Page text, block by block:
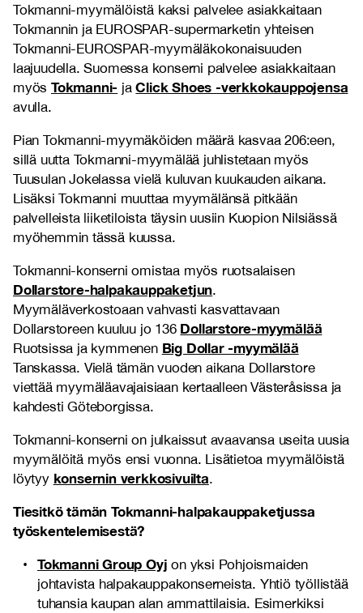
Tokmanni-myymälöistä kaksi palvelee asiakkaitaan
Tokmannin ja EUROSPAR-supermarketin yhteisen
Tokmanni-EUROSPAR-myymäläkokonaisuuden
laajuudella. Suomessa konserni palvelee asiakkaitaan
myös Tokmanni- jaClick Shoes -verkkokauppojensa
avulla.
Pian Tokmanni-myymäköiden määrä kasvaa 206:een,
sillä uutta Tokmanni-myymälää juhlistetaan myös
Tuusulan Jokelassa vielä kuluvan kuukauden aikana.
Lisäksi Tokmanni muuttaa myymälänsä pitkään
palvelleista liiketiloista täysin uusiin Kuopion Nilsiässä
myöhemmin tässä kuussa.
Tokmanni-konserni omistaa myös ruotsalaisen
Dollarstore-halpakauppaketjun.
Myymäläverkostoaan vahvasti kasvattavaan
Dollarstoreen kuuluu jo 136 Dollarstore-myymälää
Ruotsissa ja kymmenen Big Dollar -myymälää
Tanskassa. Vielä tämän vuoden aikana Dollarstore
viettää myymäläavajaisiaan kertaalleen Västeråsissa ja
kahdesti Göteborgissa.
Tokmanni-konserni on julkaissut avaavansa useita uusia
myymälöitä myös ensi vuonna. Lisätietoa myymälöistä
löytyy konsernin verkkosivuilta.
Tiesitkö tämän Tokmanni-halpakauppaketjussa
työskentelemisestä?
Tokmanni Group Oyj on yksi Pohjoismaiden
johtavista halpakauppakonserneista. Yhtiö työllistää
tuhansia kaupan alan ammattilaisia. Esimerkiksi